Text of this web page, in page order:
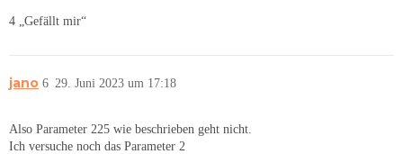
4 „Gefällt mir“
jano 29. Juni 2023 um 17:18
6
Also Parameter 225 wie beschrieben geht nicht.
Ich versuche noch das Parameter 2